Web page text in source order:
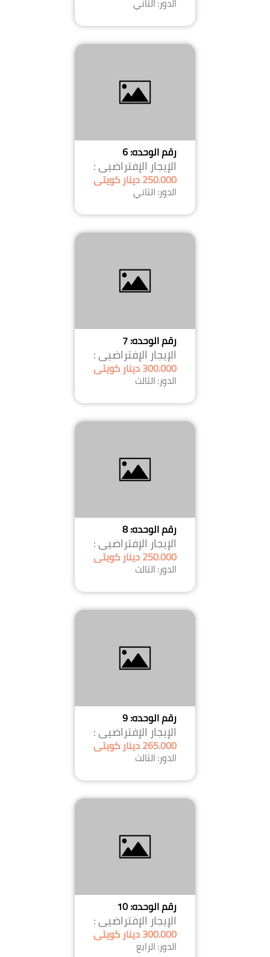
رقم الوحده: 6
الإيجار الإفتراضيى :
250.000 دينار كويتى
الدور: الثاني
رقم الوحده: 7
الإيجار الإفتراضيى :
300.000 دينار كويتى
الدور: الثالث
رقم الوحده: 8
الإيجار الإفتراضيى :
250.000 دينار كويتى
الدور: الثالث
رقم الوحده: 9
الإيجار الإفتراضيى :
265.000 دينار كويتى
الدور: الثالث
رقم الوحده: 10
الإيجار الإفتراضيى :
300.000 دينار كويتى
الدور: الرابع